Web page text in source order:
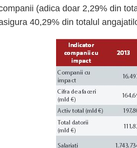
(adica doar 2,29% din
40,29% din totalul